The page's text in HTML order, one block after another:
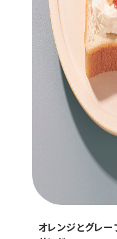
オレンジとグレ